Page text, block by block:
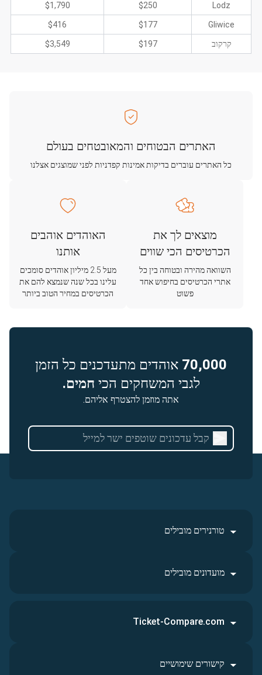
Lodz
$250
$1,790
Gliwice
$177
$416
קרקוב $197
$3,549
האתרים הבטוחים והמאובטחים בעולם
כל האתרים עוברים בדיקות אמינות קפדניות לפני שמוצגים אצלנו
מוצאים לך את
הכרטיסים הכי שווים
השוואה מהירה ובטוחה בין כל
אתרי הכרטיסים בחיפוש אחד
פשוט
האוהדים אוהבים
אותנו
מעל 2.5 מיליון אוהדים סומכים
עלינו בכל שנה שנמצא להם את
הכרטיסים במחיר הטוב ביותר
70,000 אוהדים מתעדכנים כל הזמן
לגבי המשחקים הכי חמים.
אתה מוזמן להצטרף אליהם.
טורנירים מובילים
מועדונים מובילים
Ticket-Compare.com
קישורים שימושיים